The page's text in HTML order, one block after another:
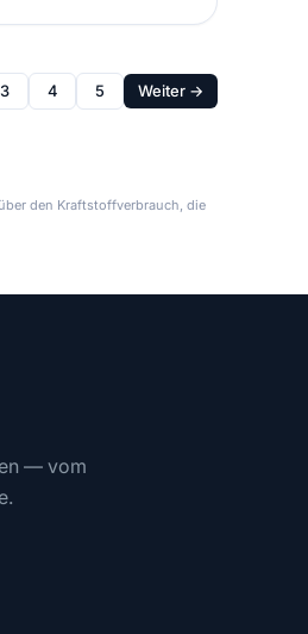
3 4 5 Weiter →
den Kraftstoffverbrauch, die
— vom